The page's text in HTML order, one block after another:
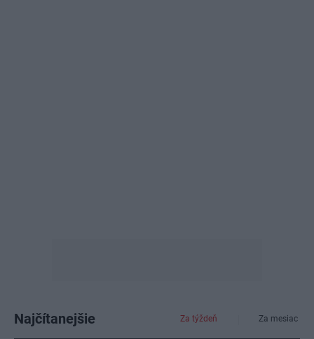
Najčítanejšie Za týždeň Za mesiac